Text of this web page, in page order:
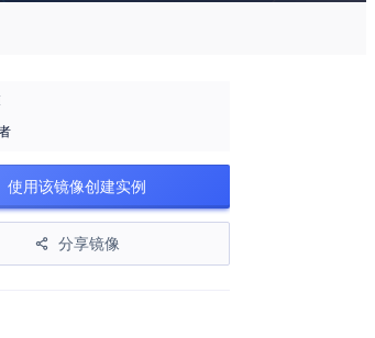
使用该镜像创建实例
分享镜像